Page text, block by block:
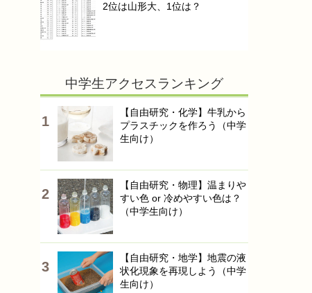
2位は山形大、1位は？
中学生アクセスランキング
【自由研究・化学】牛乳から
プラスチックを作ろう（中学
生向け）
【自由研究・物理】温まりや
すい色 or 冷めやすい色は？
（中学生向け）
【自由研究・地学】地震の液
状化現象を再現しよう（中学
生向け）